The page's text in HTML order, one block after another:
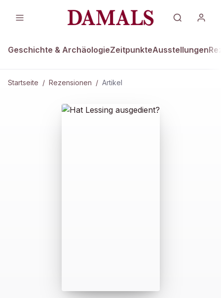
Geschichte & ArchäologieZeitpunkteAusstellungen
Startseite / Rezensionen / Artikel